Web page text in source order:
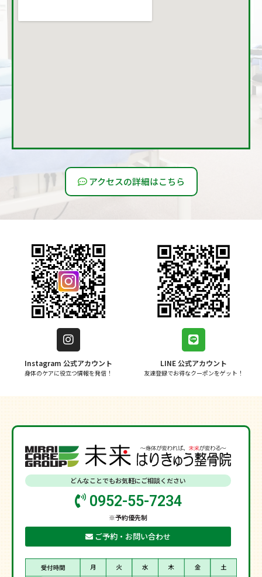
アクセスの詳細はこちら
Instagram 公式アカウント
身体のケアに役立つ情報を発信！
LINE 公式アカウント
友達登録でお得なクーポンをゲット！
どんなことでもお気軽にご相談ください
0952-55-7234
※予約優先制
ご予約・お問い合わせ